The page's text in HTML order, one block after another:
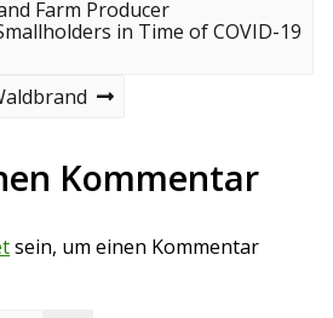
Farm Producer
in Time of COVID-19
Kommentar
sein, um einen Kommentar